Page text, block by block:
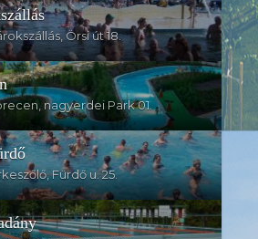
Örsi út 18.
nagyerdei Park 01.
Fürdő u. 25.